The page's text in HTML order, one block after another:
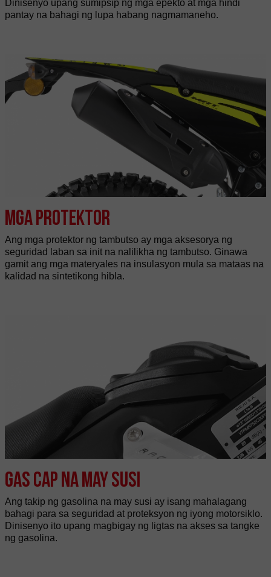
Dinisenyo upang sumipsip ng mga epekto at mga hindi
pantay na bahagi ng lupa habang nagmamaneho.
Mga protektor
Ang mga protektor ng tambutso ay mga aksesorya ng
seguridad laban sa init na nalilikha ng tambutso. Ginawa
gamit ang mga materyales na insulasyon mula sa mataas na
kalidad na sintetikong hibla.
Gas cap na may susi
Ang takip ng gasolina na may susi ay isang mahalagang
bahagi para sa seguridad at proteksyon ng iyong motorsiklo.
Dinisenyo ito upang magbigay ng ligtas na akses sa tangke
ng gasolina.